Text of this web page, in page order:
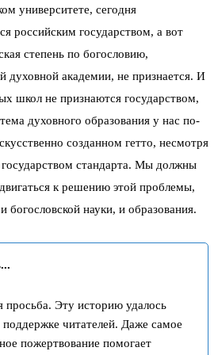
университете, сегодня
российским государством, а вот
степень по богословию,
духовной академии, не признается. И
школ не признаются государством,
духовного образования у нас по-
созданном гетто, несмотря
государством стандарта. Мы должны
к решению этой проблемы,
богословской науки, и образования.
просьба. Эту историю удалось
поддержке читателей. Даже самое
пожертвование помогает